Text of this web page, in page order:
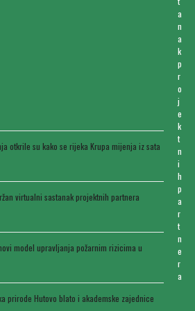
otkrile su kako se rijeka Krupa mijenja iz sata
virtualni sastanak projektnih partnera
novi model upravljanja požarnim rizicima u
prirode Hutovo blato i akademske zajednice
a
n
a
k
p
r
o
j
e
k
t
n
i
h
p
a
r
t
n
e
r
a